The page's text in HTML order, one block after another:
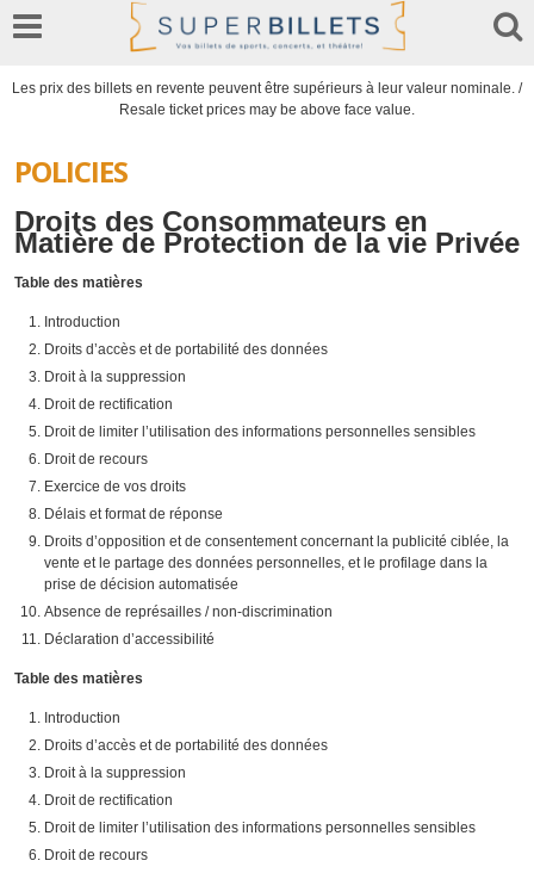
Les prix des billets en revente peuvent être supérieurs à leur valeur nominale. /
Resale ticket prices may be above face value.
POLICIES
Droits des Consommateurs en
Matière de Protection de la vie Privée
Table des matières
Introduction
Droits d’accès et de portabilité des données
Droit à la suppression
Droit de rectification
Droit de limiter l’utilisation des informations personnelles sensibles
Droit de recours
Exercice de vos droits
Délais et format de réponse
Droits d’opposition et de consentement concernant la publicité ciblée, la
vente et le partage des données personnelles, et le profilage dans la
prise de décision automatisée
Absence de représailles / non-discrimination
Déclaration d’accessibilité
Table des matières
Introduction
Droits d’accès et de portabilité des données
Droit à la suppression
Droit de rectification
Droit de limiter l’utilisation des informations personnelles sensibles
Droit de recours